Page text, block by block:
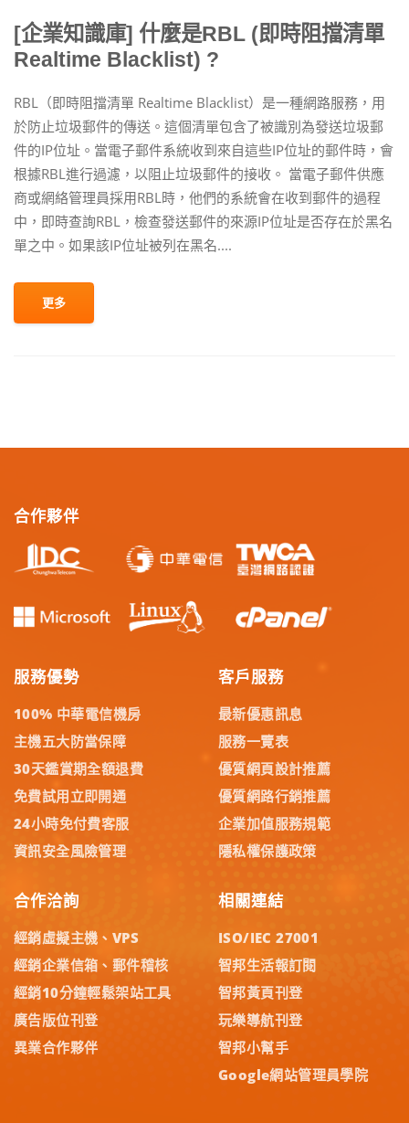
[企業知識庫] 什麼是RBL (即時阻擋清單
Realtime Blacklist) ?
RBL（即時阻擋清單 Realtime Blacklist）是一種網路服務，用
於防止垃圾郵件的傳送。這個清單包含了被識別為發送垃圾郵
件的IP位址。當電子郵件系統收到來自這些IP位址的郵件時，會
根據RBL進行過濾，以阻止垃圾郵件的接收。 當電子郵件供應
商或網絡管理員採用RBL時，他們的系統會在收到郵件的過程
中，即時查詢RBL，檢查發送郵件的來源IP位址是否存在於黑名
單之中。如果該IP位址被列在黑名....
更多
合作夥伴
服務優勢
100% 中華電信機房
主機五大防當保障
30天鑑賞期全額退費
免費試用立即開通
24小時免付費客服
資訊安全風險管理
客戶服務
最新優惠訊息
服務一覽表
優質網頁設計推薦
優質網路行銷推薦
企業加值服務規範
隱私權保護政策
合作洽詢
經銷虛擬主機、VPS
經銷企業信箱、郵件稽核
經銷10分鐘輕鬆架站工具
廣告版位刊登
異業合作夥伴
相關連結
ISO/IEC 27001
智邦生活報訂閱
智邦黃頁刊登
玩樂導航刊登
智邦小幫手
Google網站管理員學院